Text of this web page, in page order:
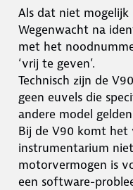
Als dat niet
Wegenwacht na
met het
‘vrij te geven’.
Technisch zijn de
geen euvels die
andere model
Bij de V90 komt
instrumentarium
motorvermogen is
een software-